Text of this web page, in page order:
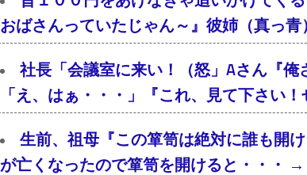
おばさんっていたじゃん～』彼姉（真っ
社長「会議室に来い！（怒」Aさん『
「え、はぁ・・・」『これ、見て下さい
生前、祖母『この箪笥は絶対に誰も開
が亡くなったので箪笥を開けると・・・